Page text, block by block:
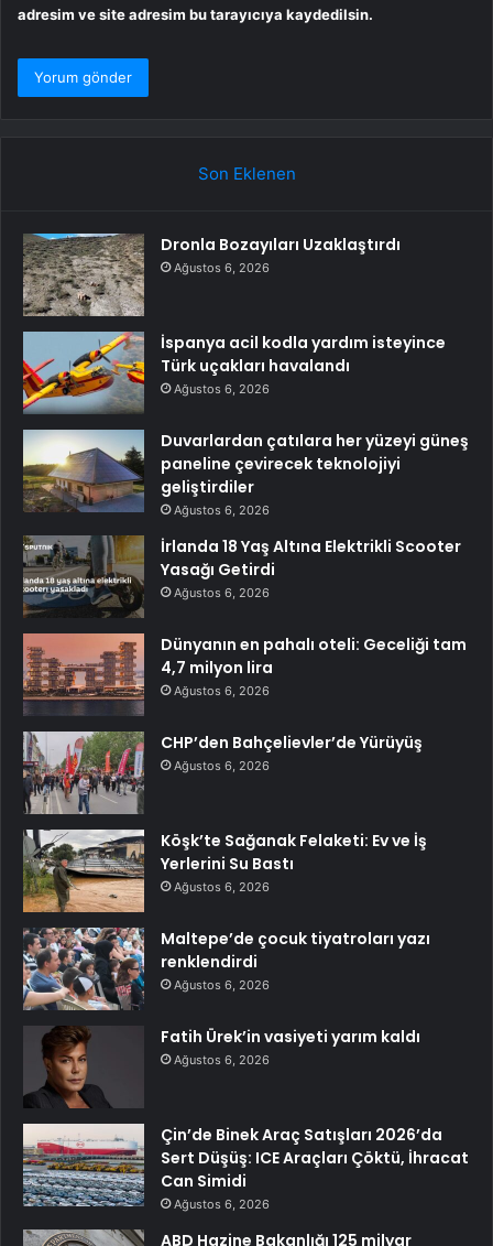
adresim ve site adresim bu tarayıcıya kaydedilsin.
Son Eklenen
Dronla Bozayıları Uzaklaştırdı
Ağustos 6, 2026
İspanya acil kodla yardım isteyince
Türk uçakları havalandı
Ağustos 6, 2026
Duvarlardan çatılara her yüzeyi güneş
paneline çevirecek teknolojiyi
geliştirdiler
Ağustos 6, 2026
İrlanda 18 Yaş Altına Elektrikli Scooter
Yasağı Getirdi
Ağustos 6, 2026
Dünyanın en pahalı oteli: Geceliği tam
4,7 milyon lira
Ağustos 6, 2026
CHP’den Bahçelievler’de Yürüyüş
Ağustos 6, 2026
Köşk’te Sağanak Felaketi: Ev ve İş
Yerlerini Su Bastı
Ağustos 6, 2026
Maltepe’de çocuk tiyatroları yazı
renklendirdi
Ağustos 6, 2026
Fatih Ürek’in vasiyeti yarım kaldı
Ağustos 6, 2026
Çin’de Binek Araç Satışları 2026’da
Sert Düşüş: ICE Araçları Çöktü, İhracat
Can Simidi
Ağustos 6, 2026
ABD Hazine Bakanlığı 125 milyar